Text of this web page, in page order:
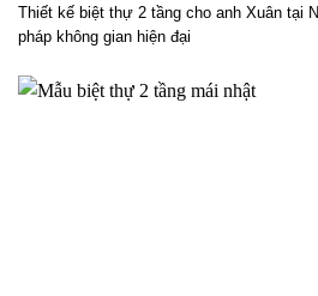
Thiết kế biệt thự 2 tầng cho anh Xuân tại
pháp không gian hiện đại